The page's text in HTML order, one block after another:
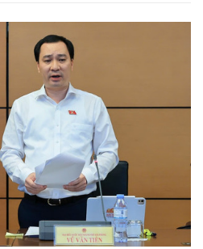
Vụ lãnh đạo xã chưa tốt
nghiệp cấp 2 đã học lớp 10:
Bất thường trong học bạ
Học sinh Trường Phổ thông
Phùng Hưng và hành trình
mùa hè trải nghiệm bổ ích